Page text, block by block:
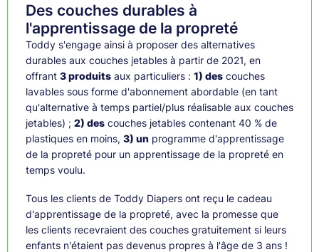
Des couches durables à
l'apprentissage de la propreté
Toddy s'engage ainsi à proposer des alternatives
durables aux couches jetables à partir de 2021, en
offrant 3 produits aux particuliers : 1) des couches
lavables sous forme d'abonnement abordable (en tant
qu'alternative à temps partiel/plus réalisable aux couches
jetables) ; 2) des couches jetables contenant 40 % de
plastiques en moins, 3) un programme d'apprentissage
de la propreté pour un apprentissage de la propreté en
temps voulu.
Tous les clients de Toddy Diapers ont reçu le cadeau
d'apprentissage de la propreté, avec la promesse que
les clients recevraient des couches gratuitement si leurs
enfants n'étaient pas devenus propres à l'âge de 3 ans !